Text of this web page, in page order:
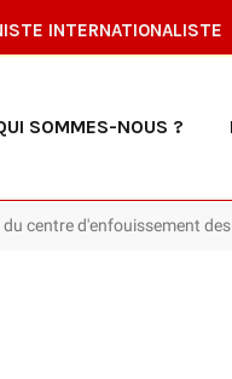
INTERNATIONALISTE
SOMMES-NOUS ?
centre d'enfouissement